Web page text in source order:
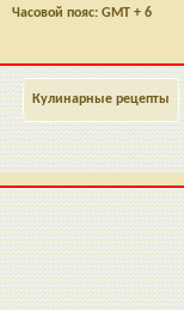
Часовой пояс: GMT + 6
Кулинарные рецепты